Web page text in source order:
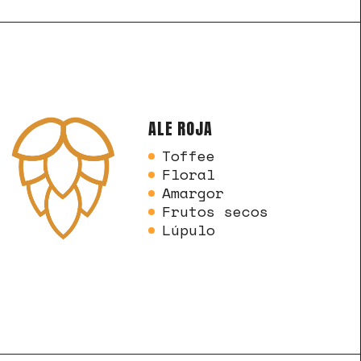
ALE ROJA
Toffee
Floral
Amargor
Frutos secos
Lúpulo